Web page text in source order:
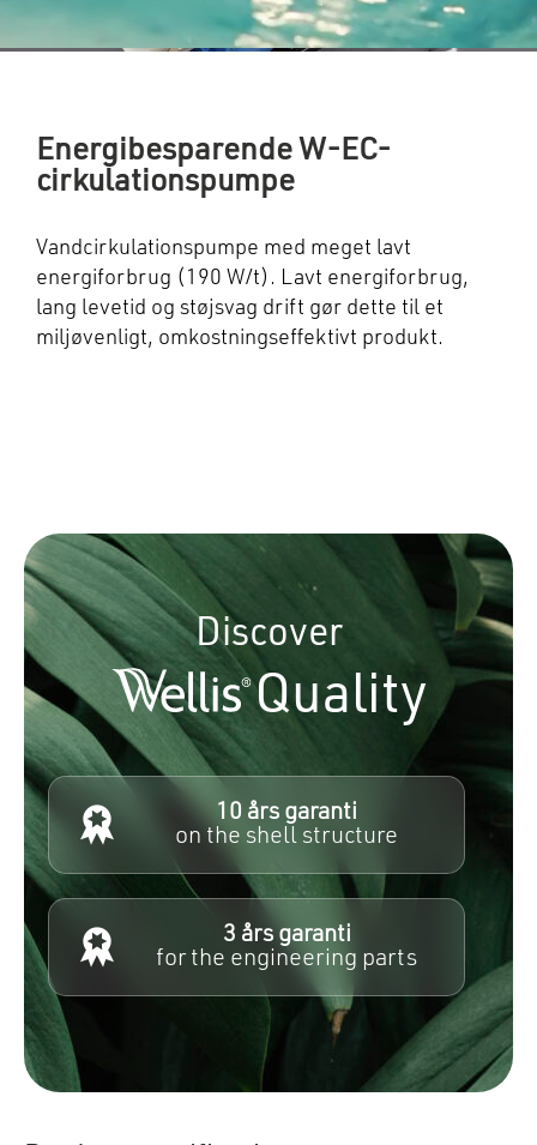
Energibesparende W-EC-
cirkulationspumpe
Vandcirkulationspumpe med meget lavt
energiforbrug (190 W/t). Lavt energiforbrug,
lang levetid og støjsvag drift gør dette til et
miljøvenligt, omkostningseffektivt produkt.
Discover
Quality
10 års garanti
on the shell structure
3 års garanti
for the engineering parts